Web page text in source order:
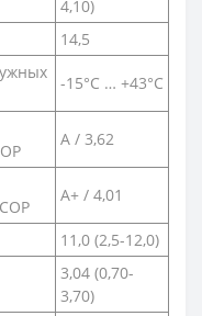
4,10)
14,5
-15°C … +43°C
A / 3,62
A+ / 4,01
11,0 (2,5-12,0)
3,04 (0,70-
3,70)